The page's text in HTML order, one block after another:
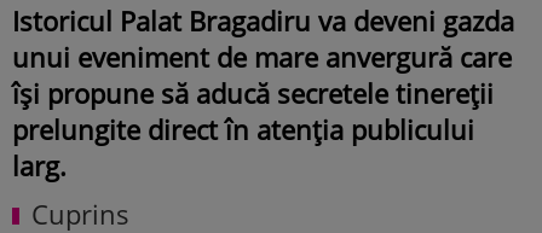
Istoricul Palat Bragadiru va deveni gazda
unui eveniment de mare anvergură care
își propune să aducă secretele tinereții
prelungite direct în atenția publicului
larg.
Cuprins